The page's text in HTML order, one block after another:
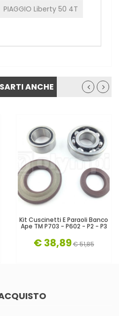
PIAGGIO Liberty 50 4T
ANCHE
Kit Cuscinetti E Paraoli Banco
Ape TM P703 - P602 - P2 - P3
€ 38,89€ 51,85